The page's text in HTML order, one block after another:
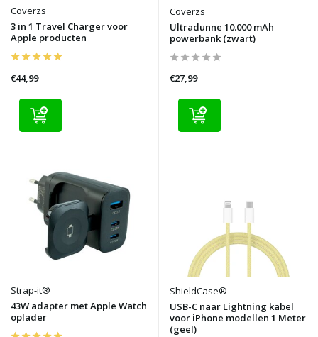
Coverzs
3 in 1 Travel Charger voor
Apple producten
€44,99
Coverzs
Ultradunne 10.000 mAh
powerbank (zwart)
€27,99
Strap-it®
43W adapter met Apple Watch
oplader
ShieldCase®
USB-C naar Lightning kabel
voor iPhone modellen 1 Meter
(geel)